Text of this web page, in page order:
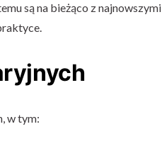
są na bieżąco z najnowszymi
w tym: